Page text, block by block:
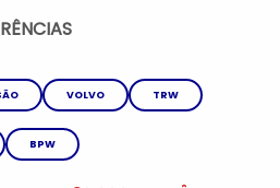
VOLVO TRW
BPW